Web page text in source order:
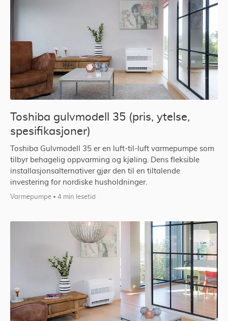
Toshiba gulvmodell 35 (pris, ytelse,
spesifikasjoner)
Toshiba Gulvmodell 35 er en luft-til-luft varmepumpe som
tilbyr behagelig oppvarming og kjøling. Dens fleksible
installasjonsalternativer gjør den til en tiltalende
investering for nordiske husholdninger.
Varmepumpe 4 min lesetid